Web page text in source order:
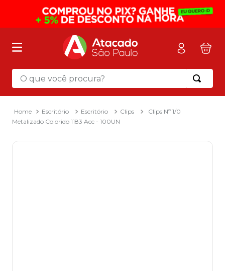
O que você procura?
Escritório Escritório Clips
Clips Nº 1/0
Metalizado Colorido 1183 Acc - 100UN
Termos mais buscados
mochila
2º sacola
3º mala